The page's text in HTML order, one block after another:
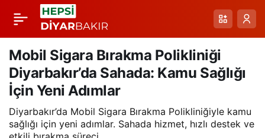
Mobil Sigara Bırakma Polikliniği
Diyarbakır’da Sahada: Kamu Sağlığı
İçin Yeni Adımlar
Diyarbakır’da Mobil Sigara Bırakma Polikliniğiyle kamu
sağlığı için yeni adımlar. Sahada hizmet, hızlı destek ve
Çermik Devlet
Hastanesi
Otoparkında
Genişletme ve
Paylaş